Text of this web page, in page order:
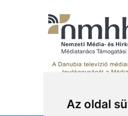
Az oldal